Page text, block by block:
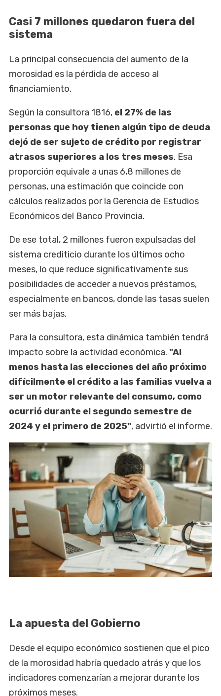
Casi 7 millones quedaron fuera del
sistema
La principal consecuencia del aumento de la
morosidad es la pérdida de acceso al
financiamiento.
Según la consultora 1816, el 27% de las
personas que hoy tienen algún tipo de deuda
dejó de ser sujeto de crédito por registrar
atrasos superiores a los tres meses. Esa
proporción equivale a unas 6,8 millones de
personas, una estimación que coincide con
cálculos realizados por la Gerencia de Estudios
Económicos del Banco Provincia.
De ese total, 2 millones fueron expulsadas del
sistema crediticio durante los últimos ocho
meses, lo que reduce significativamente sus
posibilidades de acceder a nuevos préstamos,
especialmente en bancos, donde las tasas suelen
ser más bajas.
Para la consultora, esta dinámica también tendrá
impacto sobre la actividad económica. "Al
menos hasta las elecciones del año próximo
difícilmente el crédito a las familias vuelva a
ser un motor relevante del consumo, como
ocurrió durante el segundo semestre de
2024 y el primero de 2025", advirtió el informe.
La apuesta del Gobierno
Desde el equipo económico sostienen que el pico
de la morosidad habría quedado atrás y que los
indicadores comenzarían a mejorar durante los
próximos meses.